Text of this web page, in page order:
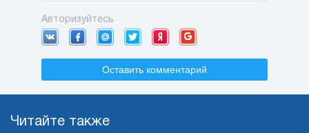
Авторизуйтесь
Оставить комментарий
Читайте также